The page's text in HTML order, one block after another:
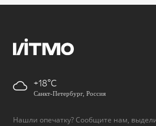
+18
Санкт-Петербург, Россия
Нашли опечатку? Сообщите нам,